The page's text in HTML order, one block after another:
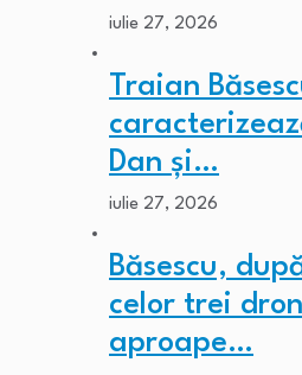
iulie 27, 2026
Traian
Dan și…
iulie 27, 2026
Băsescu,
celor trei
aproape…